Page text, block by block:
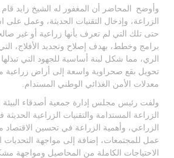
وأوضح
المحاضر أن المغفور له الشيخ زايد
الزراعة، وإدخال التقنيات الحديثة، وعمل
حتى تلك التي لم تعرف بأنها زراعية أو غير
برامج وخطط، بهدف إصلاح وتجديد الأفلاج،
الري، مما شكل لبنة أساسية للجهود التي
تحويل بقع صحراوية واسعة إلى أراض زراعية
معدلات الأمن الغذائي الوطني المستدام.
ولفت رئيس مجلس إدارة جمعية أصدقاء البيئة
الزراعة المستدامة والتقنيات الزراعية
الزراعي، وأهمية الزراعة في تحسين
عمل للمجتمعات، إضافة إلى مواجهة التحديات
الاحتياجات الكاملة من المحاصيل ومواجهة